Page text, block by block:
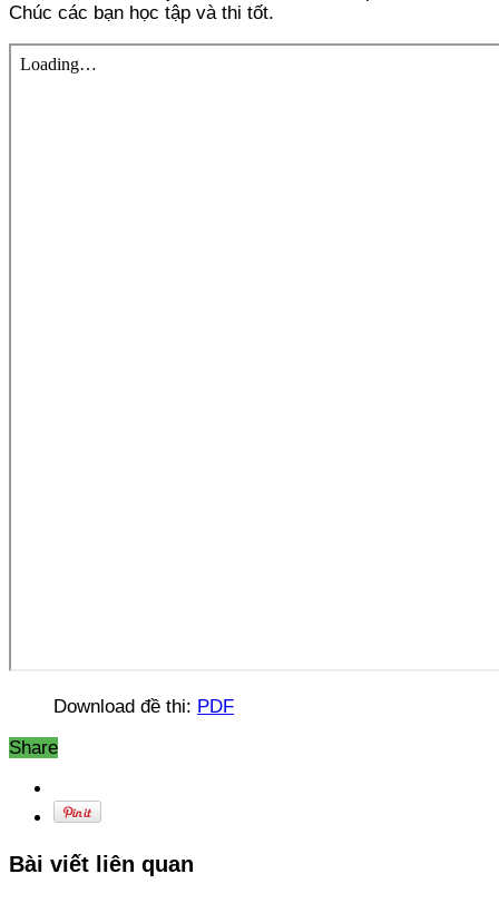
Chúc các bạn học tập và thi tốt.
Download đề thi: PDF
Share
Bài viết liên quan